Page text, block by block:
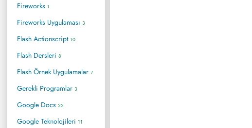
Fireworks 1
Fireworks Uygulaması 3
Flash Actionscript 10
Flash Dersleri 8
Flash Örnek Uygulamalar 7
Gerekli Programlar 3
Google Docs 22
Google Teknolojileri 11